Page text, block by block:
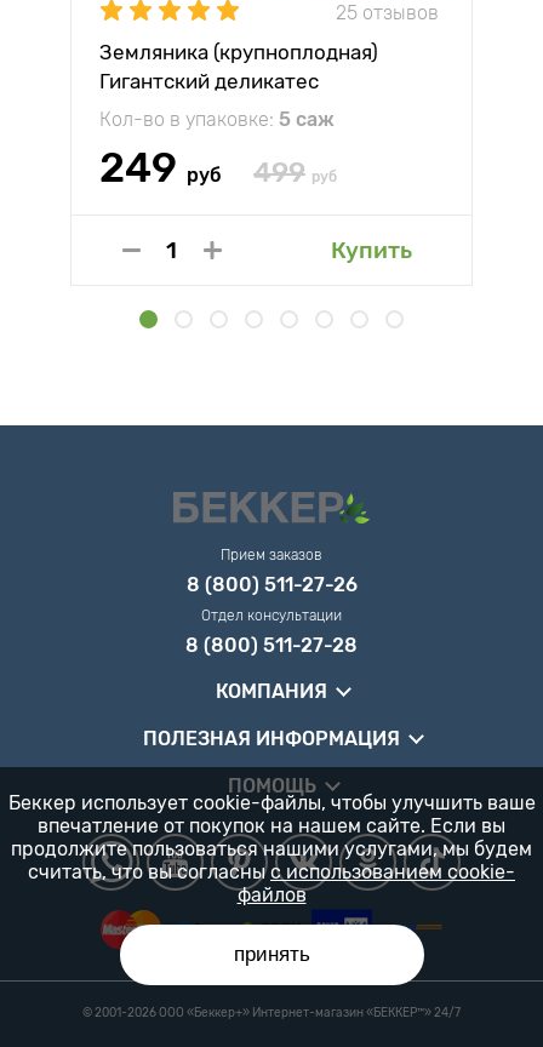
25 отзывов
Земляника (крупноплодная)
Гигантский деликатес
Кол-во в упаковке: 5 саж
249 руб 499 руб
Купить
Прием заказов
8 (800) 511-27-26
Отдел консультации
8 (800) 511-27-28
КОМПАНИЯ
ПОЛЕЗНАЯ ИНФОРМАЦИЯ
ПОМОЩЬ
© 2001-2026 ООО «Беккер+» Интернет-магазин «БЕККЕР™️» 24/7
Беккер использует cookie-файлы, чтобы улучшить ваше
впечатление от покупок на нашем сайте. Если вы
продолжите пользоваться нашими услугами, мы будем
считать, что вы согласны с использованием cookie-
файлов
принять